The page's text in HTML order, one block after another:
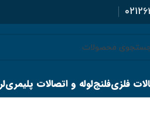
فلزیفلنجلوله و اتصالات پلیمری